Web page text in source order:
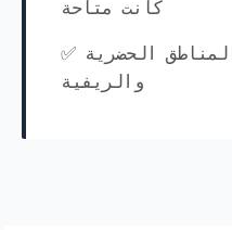
كانت متاحة
✅ تغطية أفضل في المناطق الحضرية
والريفية